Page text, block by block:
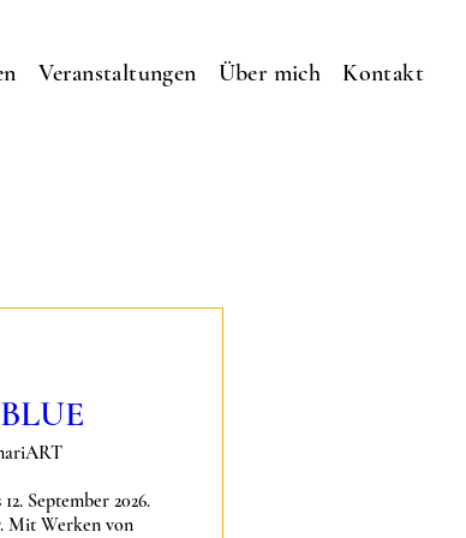
Veranstaltungen Über mich Kontakt
September 2026.
Mit Werken von